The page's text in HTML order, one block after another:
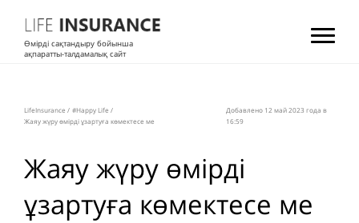
Өмірді сақтандыру бойынша
ақпаратты-талдамалық сайт
LifeInsurance / #Happy Life /
Жаяу жүру өмірді ұзартуға көмектесе ме
Добавлено 12 май 2023 года в
16:59
Жаяу жүру өмірді
ұзартуға көмектесе ме